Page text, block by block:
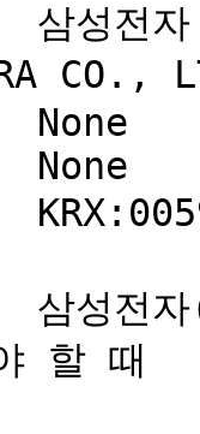
LTD.	유안
DAEWOO	미